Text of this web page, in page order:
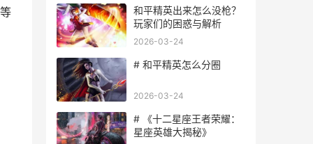
和平精英出来怎么没枪？
玩家们的困惑与解析
2026-03-24
# 和平精英怎么分圈
2026-03-24
# 《十二星座王者荣耀：
星座英雄大揭秘》